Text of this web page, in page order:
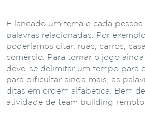
É lançado um tema e cada
palavras relacionadas. Por
poderíamos citar: ruas, carros,
comércio. Para tornar o jogo
deve-se delimitar um tempo para
para dificultar ainda mais, as
ditas em ordem alfabética. Bem
atividade de team building